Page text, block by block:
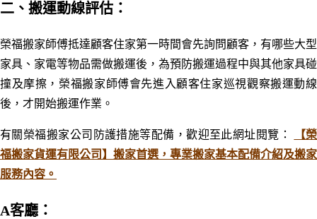
二、搬運動線評估：
榮福搬家師傅抵達顧客住家第一時間會先詢問顧客，有哪些大型
家具、家電等物品需做搬運後，為預防搬運過程中與其他家具碰
撞及摩擦，榮福搬家師傅會先進入顧客住家巡視觀察搬運動線
後，才開始搬運作業。
有關榮福搬家公司防護措施等配備，歡迎至此網址閱覽：
【榮
福搬家貨運有限公司】搬家首選，專業搬家基本配備介紹及搬家
服務內容。
A客廳：